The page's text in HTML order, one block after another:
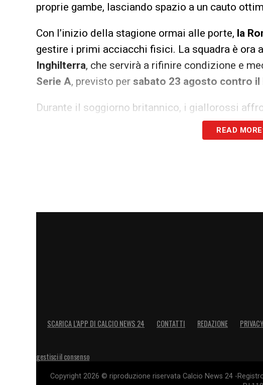
proprie gambe, lasciando spazio a un cauto
Con l’inizio della stagione ormai alle porte, la
gestire i primi acciacchi fisici. La squadra è ora
Inghilterra, che servirà a rifinire condizione e
Serie A, previsto per sabato 23 agosto contro il
Durante il soggiorno britannico, i giallorossi
9 contro
16 agosto contro il
READ MORE
SCARICA L’APP DI CALCIO NEWS 24 CONTATTI REDAZIONE
gestisci il consenso
Copyright 2026 © riproduzione riservata Calcio News 24 -